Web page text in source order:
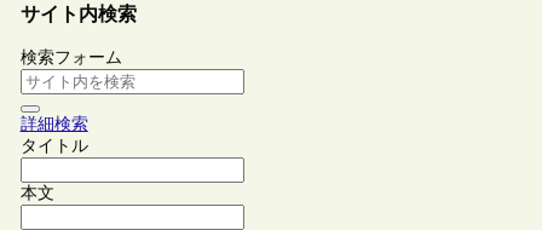
サイト内検索
検索フォーム
詳細検索
タイトル
本文